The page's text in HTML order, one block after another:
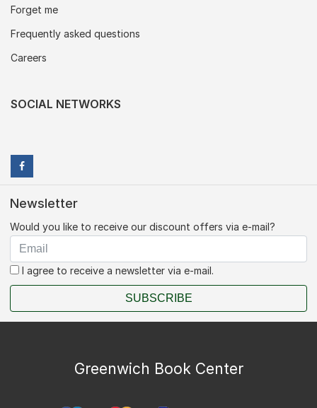
Forget me
Frequently asked questions
Careers
SOCIAL NETWORKS
Newsletter
Would you like to receive our discount offers via e-mail?
I agree to receive a newsletter via e-mail.
SUBSCRIBE
Greenwich Book Center